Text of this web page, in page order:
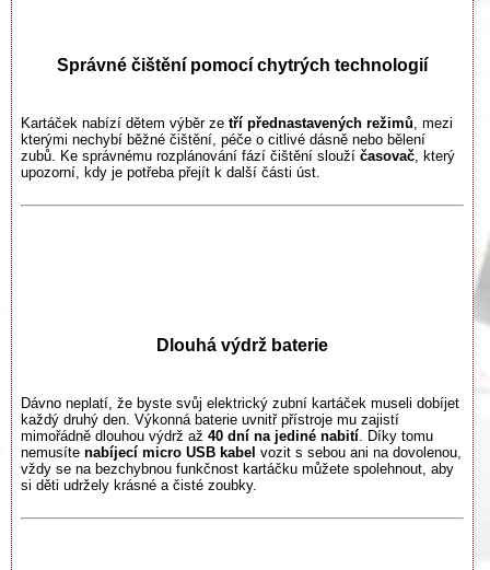
Správné čištění pomocí chytrých technologií
Kartáček nabízí dětem výběr ze tří přednastavených režimů , mezi
kterými nechybí běžné čištění, péče o citlivé dásně nebo bělení
zubů. Ke správnému rozplánování fází čištění slouží časovač , který
upozorní, kdy je potřeba přejít k další části úst.
Dlouhá výdrž baterie
Dávno neplatí, že byste svůj elektrický zubní kartáček museli dobíjet
každý druhý den. Výkonná baterie uvnitř přístroje mu zajistí
mimořádně dlouhou výdrž až 40 dní na jediné nabití. Díky tomu
nemusíte nabíjecí micro USB kabel vozit s sebou ani na dovolenou,
vždy se na bezchybnou funkčnost kartáčku můžete spolehnout, aby
si děti udržely krásné a čisté zoubky.